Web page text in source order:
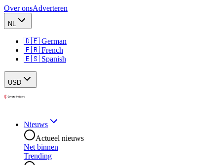
Over onsAdverteren
NL
🇩🇪 German
🇫🇷 French
🇪🇸 Spanish
USD
Nieuws
Actueel nieuws
Net binnen
Trending